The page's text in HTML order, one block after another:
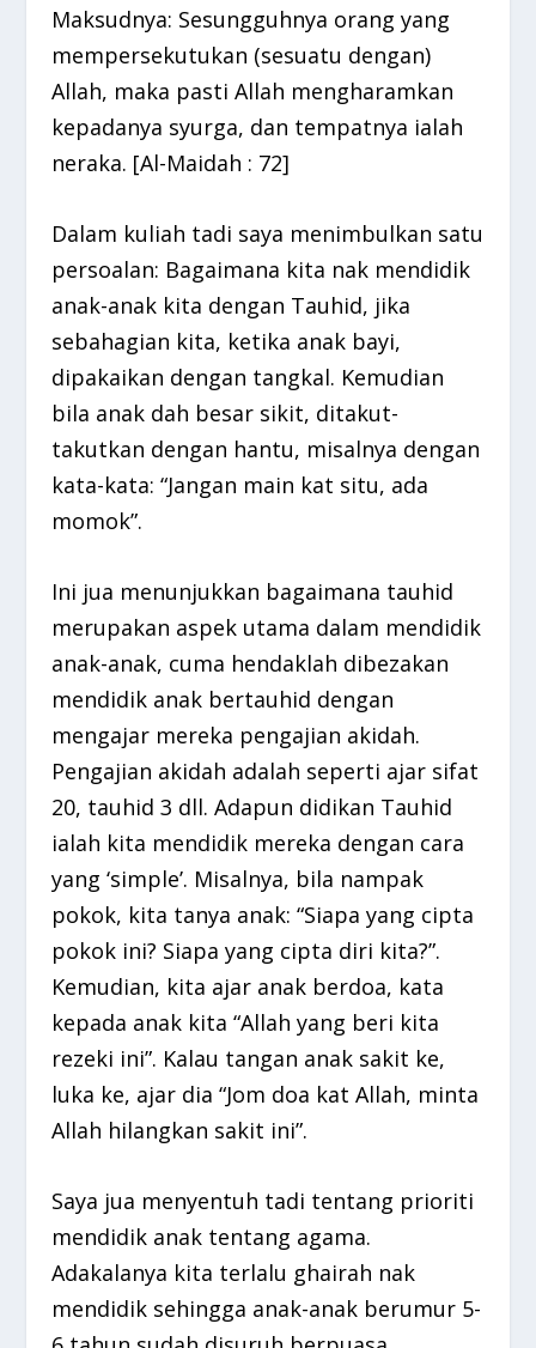
Maksudnya: Sesungguhnya orang yang
mempersekutukan (sesuatu dengan)
Allah, maka pasti Allah mengharamkan
kepadanya syurga, dan tempatnya ialah
neraka. [Al-Maidah : 72]
Dalam kuliah tadi saya menimbulkan satu
persoalan: Bagaimana kita nak mendidik
anak-anak kita dengan Tauhid, jika
sebahagian kita, ketika anak bayi,
dipakaikan dengan tangkal. Kemudian
bila anak dah besar sikit, ditakut-
takutkan dengan hantu, misalnya dengan
kata-kata: “Jangan main kat situ, ada
momok”.
Ini jua menunjukkan bagaimana tauhid
merupakan aspek utama dalam mendidik
anak-anak, cuma hendaklah dibezakan
mendidik anak bertauhid dengan
mengajar mereka pengajian akidah.
Pengajian akidah adalah seperti ajar sifat
20, tauhid 3 dll. Adapun didikan Tauhid
ialah kita mendidik mereka dengan cara
yang ‘simple’. Misalnya, bila nampak
pokok, kita tanya anak: “Siapa yang cipta
pokok ini? Siapa yang cipta diri kita?”.
Kemudian, kita ajar anak berdoa, kata
kepada anak kita “Allah yang beri kita
rezeki ini”. Kalau tangan anak sakit ke,
luka ke, ajar dia “Jom doa kat Allah, minta
Allah hilangkan sakit ini”.
Saya jua menyentuh tadi tentang prioriti
mendidik anak tentang agama.
Adakalanya kita terlalu ghairah nak
mendidik sehingga anak-anak berumur 5-